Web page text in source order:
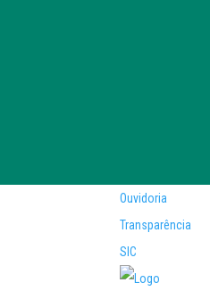
Ouvidoria
Transparência
SIC